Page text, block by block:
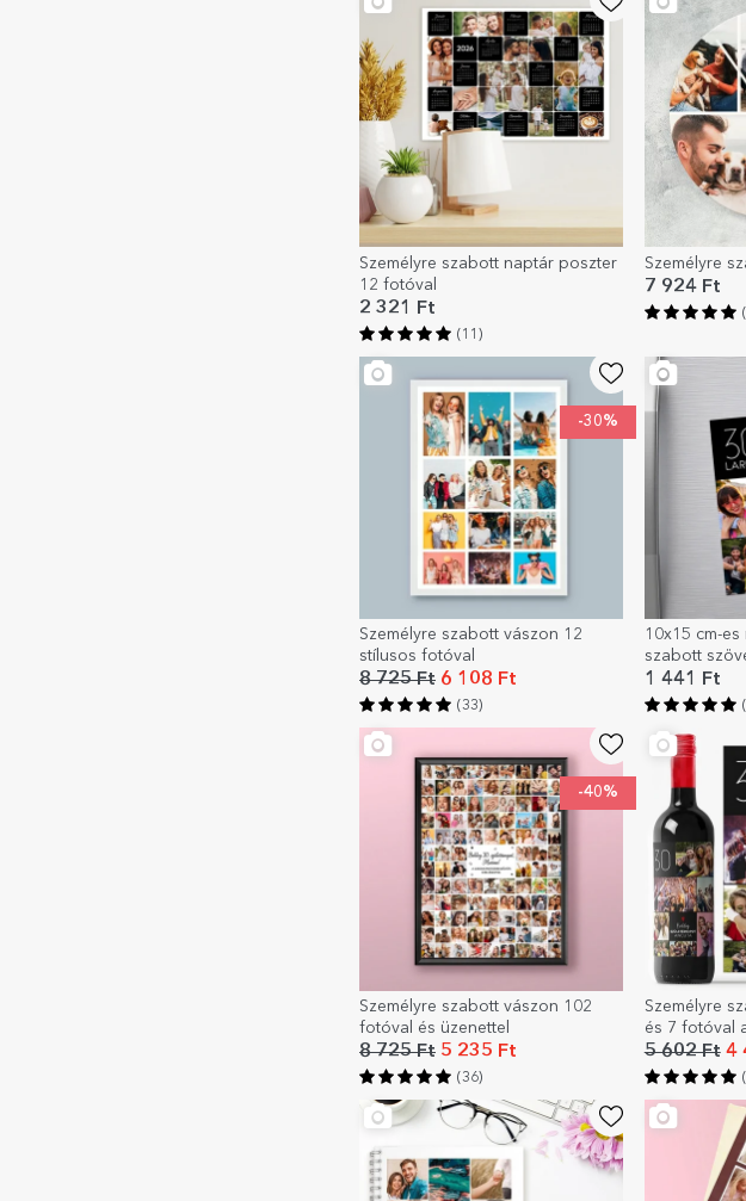
Személyre szabott naptár poszter
12 fotóval
2 321 Ft
(11)
Személyre
7 924 Ft
-30%
Személyre szabott vászon 12
stílusos fotóval
8 725 Ft 6 108 Ft
(33)
10x15 cm-
szabott
Boldog
1 441 Ft
-40%
Személyre szabott vászon 102
fotóval és üzenettel
8 725 Ft 5 235 Ft
(36)
Személyre
és 7 fotóval
Boldog
5 602 Ft4